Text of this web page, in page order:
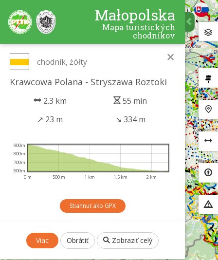
Małopolska
Mapa turistických
chodníkov
×
chodník, żółty
Krawcowa Polana - Stryszawa Roztoki
2.3 km
55 min
↗ 23 m ↘ 334 m
0 m 500 m 1 km 1,5 km 2 km
600m
700m
800m
900m
Stiahnuť ako GPX
Viac Obrátiť Zobraziť celý